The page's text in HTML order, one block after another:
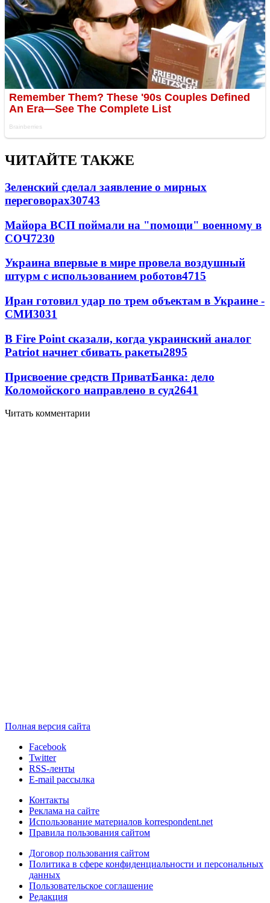
ЧИТАЙТЕ ТАКЖЕ
Зеленский сделал заявление о мирных
переговорах30743
Майора ВСП поймали на "помощи" военному в
СОЧ7230
Украина впервые в мире провела воздушный
штурм с использованием роботов4715
Иран готовил удар по трем объектам в Украине -
СМИ3031
В Fire Point сказали, когда украинский аналог
Patriot начнет сбивать ракеты2895
Присвоение средств ПриватБанка: дело
Коломойского направлено в суд2641
Читать комментарии
Полная версия сайта
Facebook
Twitter
RSS-ленты
E-mail рассылка
Контакты
Реклама на сайте
Использование материалов korrespondent.net
Правила пользования сайтом
Договор пользования сайтом
Политика в сфере конфиденциальности и персональных
данных
Пользовательское соглашение
Редакция